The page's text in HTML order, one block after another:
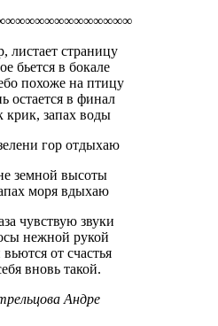
листает страницу
бьется в бокале
похоже на птицу
остается в финал
запах воды
гор отдыхаю
земной высоты
моря вдыхаю
чувствую звуки
нежной рукой
от счастья
вновь такой.
Андре